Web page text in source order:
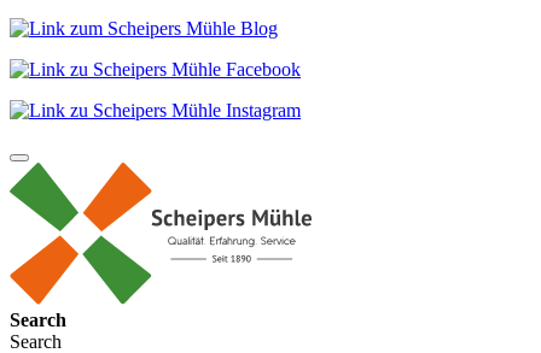
Search
Search